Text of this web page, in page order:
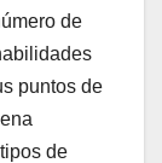
de
puntos de
de